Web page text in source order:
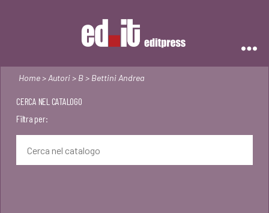
Home> Autori> B> Bettini Andrea
CERCA NEL CATALOGO
Filtra per: